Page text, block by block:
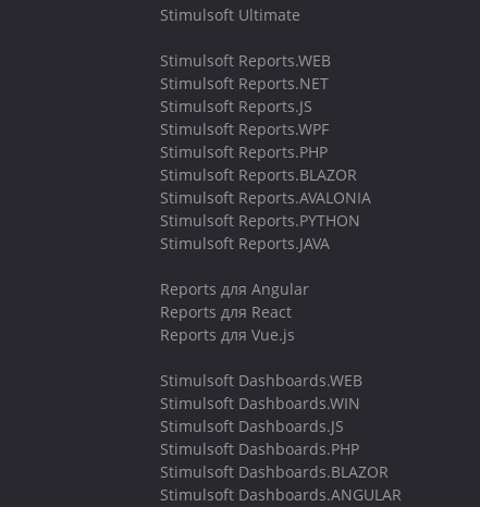
Stimulsoft Ultimate
Stimulsoft Reports.WEB
Stimulsoft Reports.NET
Stimulsoft Reports.JS
Stimulsoft Reports.WPF
Stimulsoft Reports.PHP
Stimulsoft Reports.BLAZOR
Stimulsoft Reports.AVALONIA
Stimulsoft Reports.PYTHON
Stimulsoft Reports.JAVA
Reports для Angular
Reports для React
Reports для Vue.js
Stimulsoft Dashboards.WEB
Stimulsoft Dashboards.WIN
Stimulsoft Dashboards.JS
Stimulsoft Dashboards.PHP
Stimulsoft Dashboards.BLAZOR
Stimulsoft Dashboards.ANGULAR